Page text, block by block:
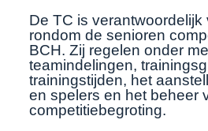
De TC is verantwoordelijk
rondom de senioren
BCH. Zij regelen onder
teamindelingen,
trainingstijden, het
en spelers en het beheer
competitie­begroting.